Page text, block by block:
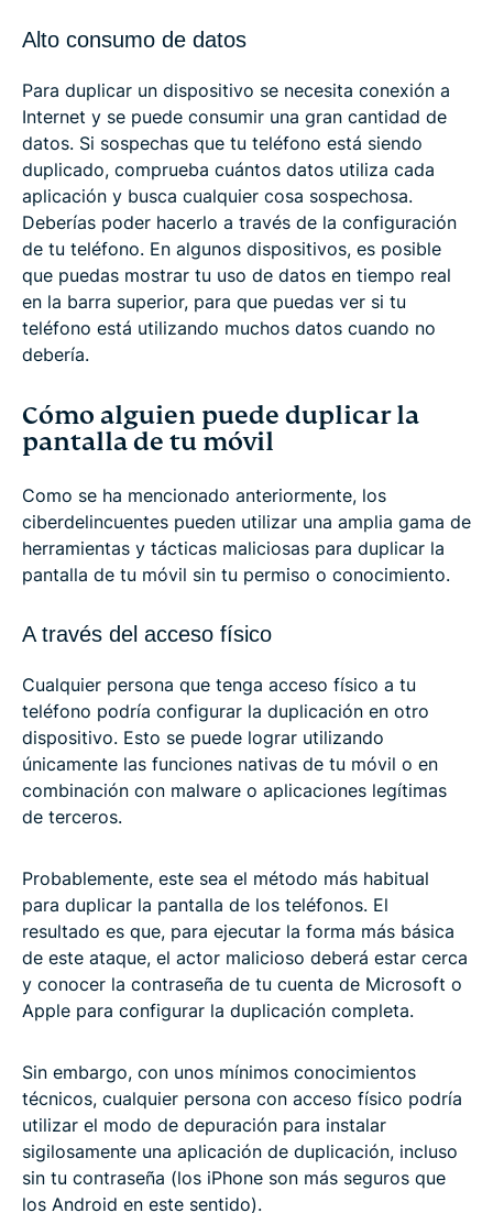
Alto consumo de datos
Para duplicar un dispositivo se necesita conexión a
Internet y se puede consumir una gran cantidad de
datos. Si sospechas que tu teléfono está siendo
duplicado, comprueba cuántos datos utiliza cada
aplicación y busca cualquier cosa sospechosa.
Deberías poder hacerlo a través de la configuración
de tu teléfono. En algunos dispositivos, es posible
que puedas mostrar tu uso de datos en tiempo real
en la barra superior, para que puedas ver si tu
teléfono está utilizando muchos datos cuando no
debería.
Cómo alguien puede duplicar la
pantalla de tu móvil
Como se ha mencionado anteriormente, los
ciberdelincuentes pueden utilizar una amplia gama de
herramientas y tácticas maliciosas para duplicar la
pantalla de tu móvil sin tu permiso o conocimiento.
A través del acceso físico
Cualquier persona que tenga acceso físico a tu
teléfono podría configurar la duplicación en otro
dispositivo. Esto se puede lograr utilizando
únicamente las funciones nativas de tu móvil o en
combinación con malware o aplicaciones legítimas
de terceros.
Probablemente, este sea el método más habitual
para duplicar la pantalla de los teléfonos. El
resultado es que, para ejecutar la forma más básica
de este ataque, el actor malicioso deberá estar cerca
y conocer la contraseña de tu cuenta de Microsoft o
Apple para configurar la duplicación completa.
Sin embargo, con unos mínimos conocimientos
técnicos, cualquier persona con acceso físico podría
utilizar el modo de depuración para instalar
sigilosamente una aplicación de duplicación, incluso
sin tu contraseña (los iPhone son más seguros que
los Android en este sentido).